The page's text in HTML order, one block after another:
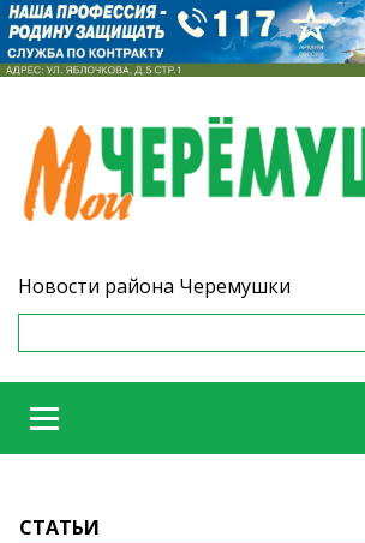
Новости района Черемушки
СТАТЬИ